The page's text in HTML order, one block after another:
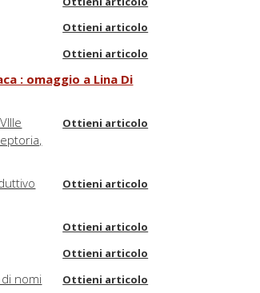
Ottieni articolo
Ottieni articolo
: omaggio a Lina Di
Ottieni articolo
Ottieni articolo
Ottieni articolo
Ottieni articolo
nomi
Ottieni articolo